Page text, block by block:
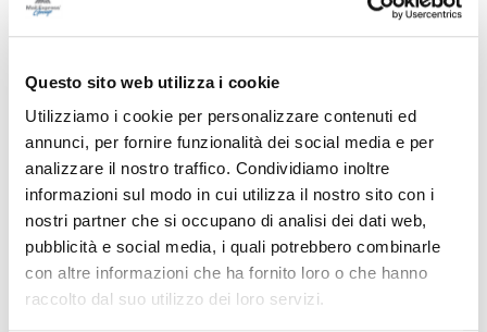
Questo sito web utilizza i cookie
Utilizziamo i cookie per personalizzare contenuti ed
annunci, per fornire funzionalità dei social media e per
analizzare il nostro traffico. Condividiamo inoltre
informazioni sul modo in cui utilizza il nostro sito con i
nostri partner che si occupano di analisi dei dati web,
pubblicità e social media, i quali potrebbero combinarle
con altre informazioni che ha fornito loro o che hanno
raccolto dal suo utilizzo dei loro servizi.